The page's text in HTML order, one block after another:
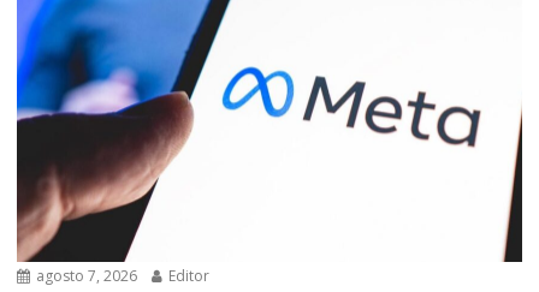
agosto 7, 2026 Editor